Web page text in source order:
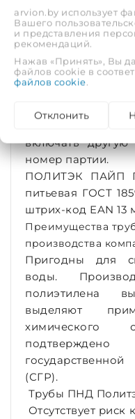
разметку с
информацию о
питьевой воды.
Маркировка
наименование
трубы без
изготовления.
включать
номер партии.
ПОЛИТЭК ПАЙП
питьевая ГОСТ
штрих-код EAN 13
Преимущества
производства
Пригодны для
воды.
полиэтилена
выделяют
(СГР).
Трубы ПНД
Отсутствует риск
arvion.by использует
Вашего
и представления
рекомендаций.
Нажав «Принять», Вы
файлов cookie в
файлов cookie.
Отклонить